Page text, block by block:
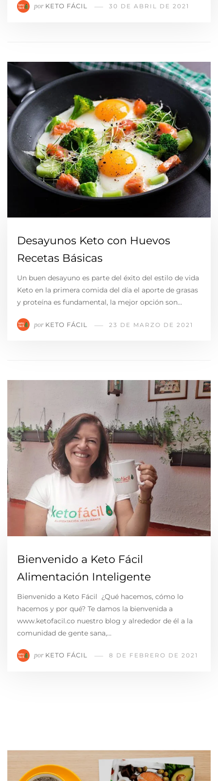
por KETO FÁCIL 30 DE ABRIL DE 2021
Desayunos Keto con Huevos
Recetas Básicas
Un buen desayuno es parte del éxito del estilo de vida
Keto en la primera comida del día el aporte de grasas
y proteína es fundamental, la mejor opción son…
por KETO FÁCIL 23 DE MARZO DE 2021
Bienvenido a Keto Fácil
Alimentación Inteligente
Bienvenido a Keto Fácil ¿Qué hacemos, cómo lo
hacemos y por qué? Te damos la bienvenida a
www.ketofacil.co nuestro blog y alrededor de él a la
comunidad de gente sana,…
por KETO FÁCIL 8 DE FEBRERO DE 2021